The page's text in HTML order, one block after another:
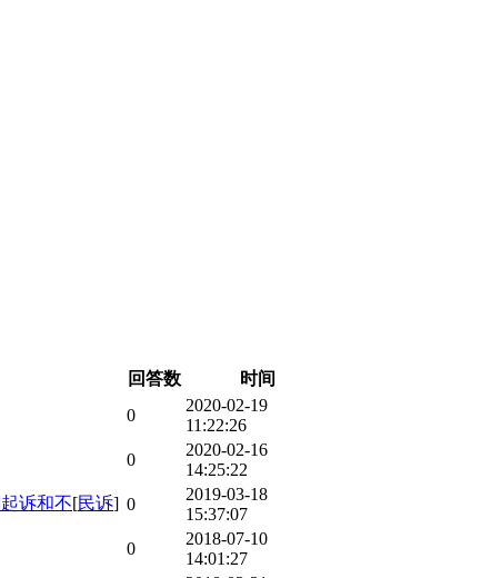
回答数
时间
0
2020-02-19
11:22:26
0
2020-02-16
14:25:22
诉和不[民诉] 0
2019-03-18
15:37:07
0
2018-07-10
14:01:27